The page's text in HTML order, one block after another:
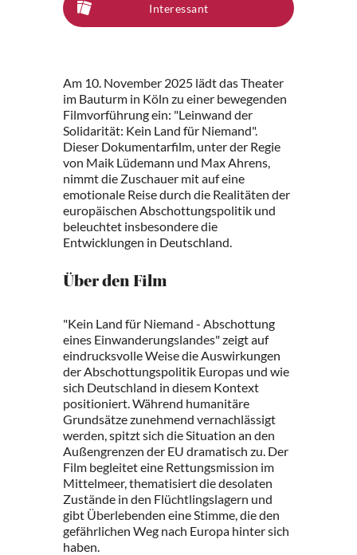
Interessant
Am 10. November 2025 lädt das Theater
im Bauturm in Köln zu einer bewegenden
Filmvorführung ein: "Leinwand der
Solidarität: Kein Land für Niemand".
Dieser Dokumentarfilm, unter der Regie
von Maik Lüdemann und Max Ahrens,
nimmt die Zuschauer mit auf eine
emotionale Reise durch die Realitäten der
europäischen Abschottungspolitik und
beleuchtet insbesondere die
Entwicklungen in Deutschland.
Über den Film
"Kein Land für Niemand - Abschottung
eines Einwanderungslandes" zeigt auf
eindrucksvolle Weise die Auswirkungen
der Abschottungspolitik Europas und wie
sich Deutschland in diesem Kontext
positioniert. Während humanitäre
Grundsätze zunehmend vernachlässigt
werden, spitzt sich die Situation an den
Außengrenzen der EU dramatisch zu. Der
Film begleitet eine Rettungsmission im
Mittelmeer, thematisiert die desolaten
Zustände in den Flüchtlingslagern und
gibt Überlebenden eine Stimme, die den
gefährlichen Weg nach Europa hinter sich
haben.